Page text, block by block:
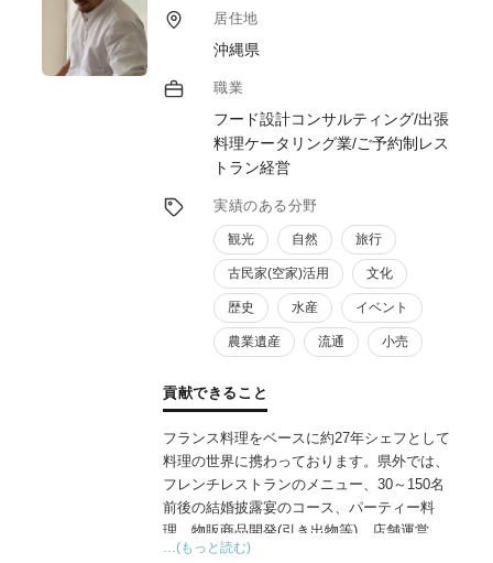
海外進出支援など様々な形で6次産業化に取
り組む農林水産業者等の皆様を支援して行き
たいと考えております。また、ブランドマネ
ージャー1級、プラクティショナー（インタ
ーナルブランディング）の資格を活用したブ
ランディングの支援も行ってまいります。
居住地
沖縄県
職業
フード設計コンサルティング/出張
料理ケータリング業/ご予約制レス
トラン経営
実績のある分野
観光 自然 旅行
古民家(空家)活用 文化
歴史 水産 イベント
農業遺産 流通 小売
貢献できること
フランス料理をベースに約27年シェフとして
料理の世界に携わっております。県外では、
フレンチレストランのメニュー、30～150名
前後の結婚披露宴のコース、パーティー料
理、物販商品開発(引き出物等)、店舗運営、
全国約40店舗の監修、各都道府県生産者様と
…(もっと読む)